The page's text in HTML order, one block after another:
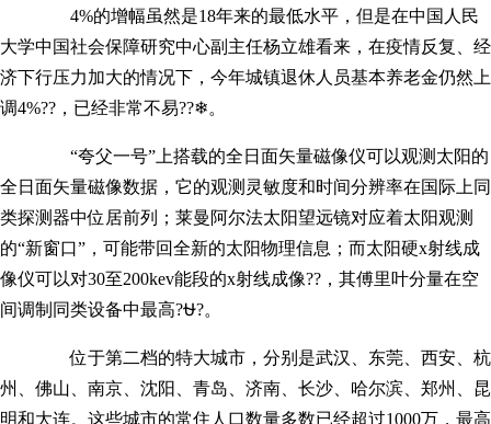
4%的增幅虽然是18年来的最低水平，但是在中国人民
大学中国社会保障研究中心副主任杨立雄看来，在疫情反复、经
济下行压力加大的情况下，今年城镇退休人员基本养老金仍然上
调4%??，已经非常不易??❄。
“夸父一号”上搭载的全日面矢量磁像仪可以观测太阳的
全日面矢量磁像数据，它的观测灵敏度和时间分辨率在国际上同
类探测器中位居前列；莱曼阿尔法太阳望远镜对应着太阳观测
的“新窗口”，可能带回全新的太阳物理信息；而太阳硬x射线成
像仪可以对30至200kev能段的x射线成像??，其傅里叶分量在空
间调制同类设备中最高?⛎?。
位于第二档的特大城市，分别是武汉、东莞、西安、杭
州、佛山、南京、沈阳、青岛、济南、长沙、哈尔滨、郑州、昆
明和大连。这些城市的常住人口数量多数已经超过1000万，最高